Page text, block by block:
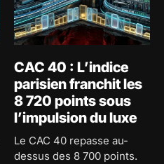
CAC 40 : L’indice
parisien franchit les
8 720 points sous
l’impulsion du luxe
Le CAC 40 repasse au-
dessus des 8 700 points.